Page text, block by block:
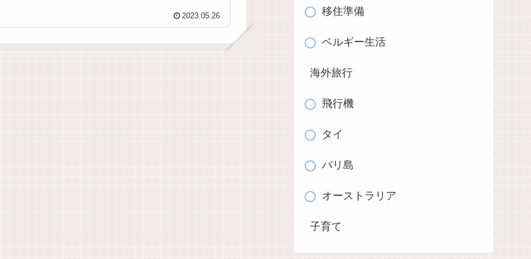
2023.05.26 移住準備
ベルギー生活
海外旅行
飛行機
タイ
バリ島
オーストラリア
子育て